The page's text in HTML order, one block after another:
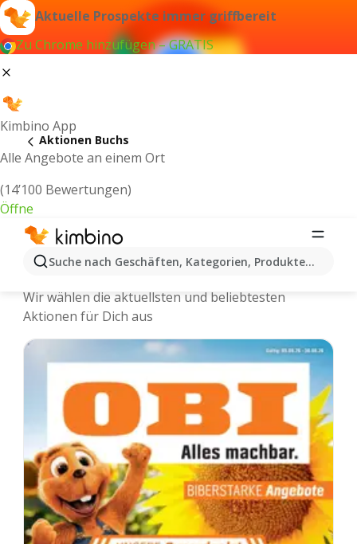
Aktuelle Prospekte immer griffbereit
Zu Chrome hinzufügen – GRATIS
Kimbino App
Alle Angebote an einem Ort
(14’100 Bewertungen)
Öffne
Suche nach Geschäften, Kategorien, Produkten...
Aktionen Buchs
Kimbino.ch | Buchs Aktionen,
Wir wählen die aktuellsten und beliebtesten
Aktionen für Dich aus